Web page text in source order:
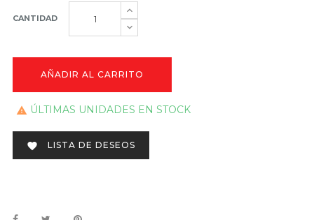
CANTIDAD
AÑADIR AL CARRITO
 ÚLTIMAS UNIDADES EN STOCK
 LISTA DE DESEOS